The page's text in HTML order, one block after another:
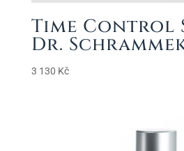
Time Control
Dr.
3 130 Kč